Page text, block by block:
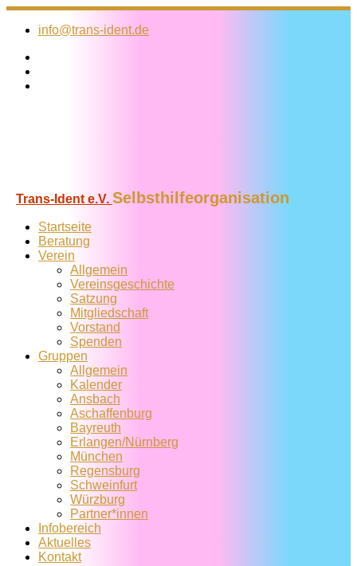
Zum
Inhalt
info@trans-ident.de
Trans-Ident e.V. Selbsthilfeorganisation
Startseite
Beratung
Verein
Allgemein
Vereins­geschichte
Satzung
Mitglied­schaft
Vorstand
Spenden
Gruppen
Allgemein
Kalender
Ansbach
Aschaffenburg
Bayreuth
Erlangen/Nürnberg
München
Regensburg
Schweinfurt
Würzburg
Partner*innen
Infobereich
Aktuelles
Kontakt